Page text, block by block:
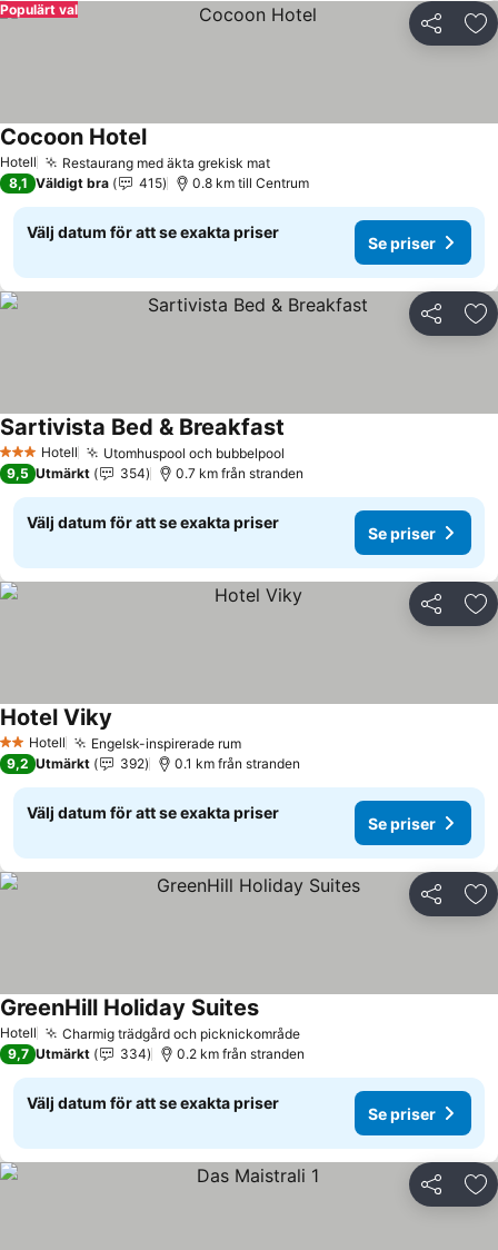
Dela
Populärt val
Hotell Restaurang med äkta grekisk matSe priser
Cocoon HotelSe priser
8,1 Väldigt bra 415 0.8 km till Centrum
Välj datum för att se exakta priser
Se priser
Dela
3 StjärnorHotell Utomhuspool och bubbelpool
Sartivista Bed & Breakfast
9,5 Utmärkt 354 0.7 km från stranden
Välj datum för att se exakta priser
Se priser
Dela
2 Stjärnor
Hotell Engelsk-inspirerade rumSe priser
Hotel Viky
9,2 Utmärkt 392 0.1 km från stranden
Välj datum för att se exakta priser
Se priser
Dela
Hotell Charmig trädgård och picknickområdeSe priser
GreenHill Holiday SuitesSe priser
9,7 Utmärkt 334 0.2 km från stranden
Välj datum för att se exakta priser
Se priser
Dela